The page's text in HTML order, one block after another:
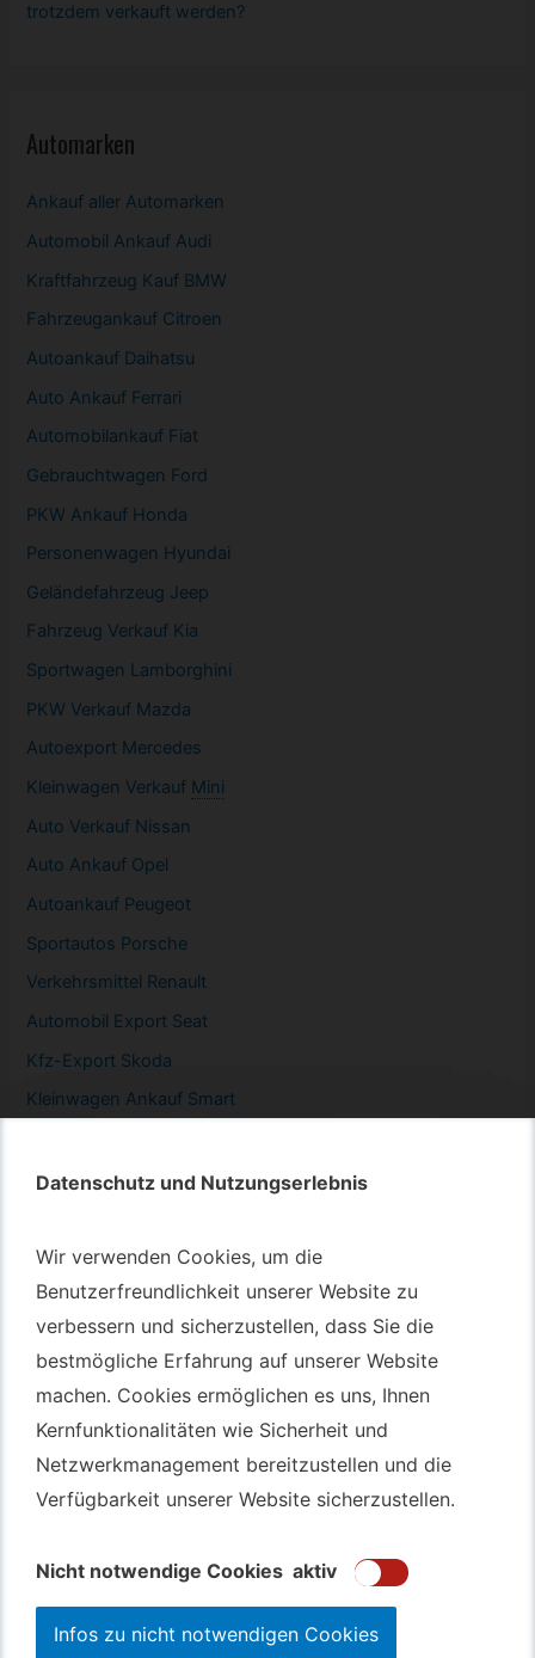
Datenschutz und Nutzungserlebnis
Wir verwenden Cookies, um die
Benutzerfreundlichkeit unserer Website zu
verbessern und sicherzustellen, dass Sie die
bestmögliche Erfahrung auf unserer Website
machen. Cookies ermöglichen es uns, Ihnen
Kernfunktionalitäten wie Sicherheit und
Netzwerkmanagement bereitzustellen und die
Verfügbarkeit unserer Website sicherzustellen.
Nicht notwendige Cookies aktiv
Infos zu nicht notwendigen Cookies
Datenschutz und Nutzungserlebnis
Wir verwenden Cookies, um die
Benutzerfreundlichkeit unserer Website zu
verbessern und sicherzustellen, dass Sie die
bestmögliche Erfahrung auf unserer Website
machen. Cookies ermöglichen es uns, Ihnen
Kernfunktionalitäten wie Sicherheit und
Netzwerkmanagement bereitzustellen und die
Verfügbarkeit unserer Website sicherzustellen.
Nicht notwendige Cookies aktiv
Infos zu nicht notwendigen Cookies
trotzdem verkauft werden?
Automarken
Ankauf aller Automarken
Automobil Ankauf Audi
Kraftfahrzeug Kauf BMW
Fahrzeugankauf Citroen
Autoankauf Daihatsu
Auto Ankauf Ferrari
Automobilankauf Fiat
Gebrauchtwagen Ford
PKW Ankauf Honda
Personenwagen Hyundai
Geländefahrzeug Jeep
Fahrzeug Verkauf Kia
Sportwagen Lamborghini
PKW Verkauf Mazda
Autoexport Mercedes
Kleinwagen Verkauf Mini
Auto Verkauf Nissan
Auto Ankauf Opel
Autoankauf Peugeot
Sportautos Porsche
Verkehrsmittel Renault
Automobil Export Seat
Kfz-Export Skoda
Kleinwagen Ankauf Smart
Autotransport Bochum
Autotransport Düsseldorf
Autotransport Essen
Autoexport Gelsenkirchen
Autoexport Herne
GebrauchtwagenAnkauf Bochum